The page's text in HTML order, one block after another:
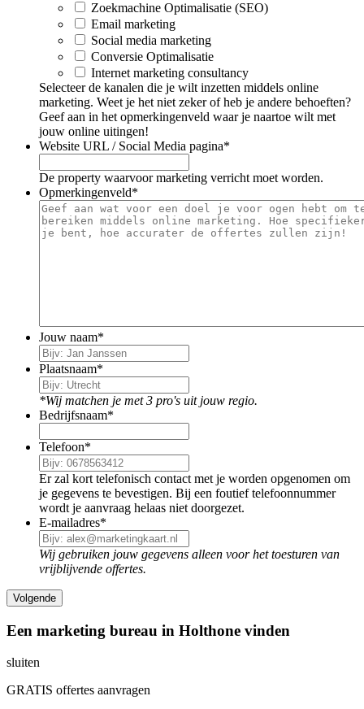
Zoekmachine Optimalisatie (SEO)
Email marketing
Social media marketing
Conversie Optimalisatie
Internet marketing consultancy
Selecteer de kanalen die je wilt inzetten middels online
marketing. Weet je het niet zeker of heb je andere behoeften?
Geef aan in het opmerkingenveld waar je naartoe wilt met
jouw online uitingen!
Website URL / Social Media pagina*
De property waarvoor marketing verricht moet worden.
Opmerkingenveld*
Jouw naam*
Plaatsnaam*
*Wij matchen je met 3 pro's uit jouw regio.
Bedrijfsnaam*
Telefoon*
Er zal kort telefonisch contact met je worden opgenomen om
je gegevens te bevestigen. Bij een foutief telefoonnummer
wordt je aanvraag helaas niet doorgezet.
E-mailadres*
Wij gebruiken jouw gegevens alleen voor het toesturen van
vrijblijvende offertes.
Een marketing bureau in Holthone vinden
sluiten
GRATIS offertes aanvragen